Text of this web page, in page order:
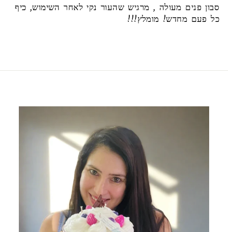
סבון פנים מעולה , מרגיש שהעור נקי לאחר השימוש, כיף
כל פעם מחדש! מומלץ!!!